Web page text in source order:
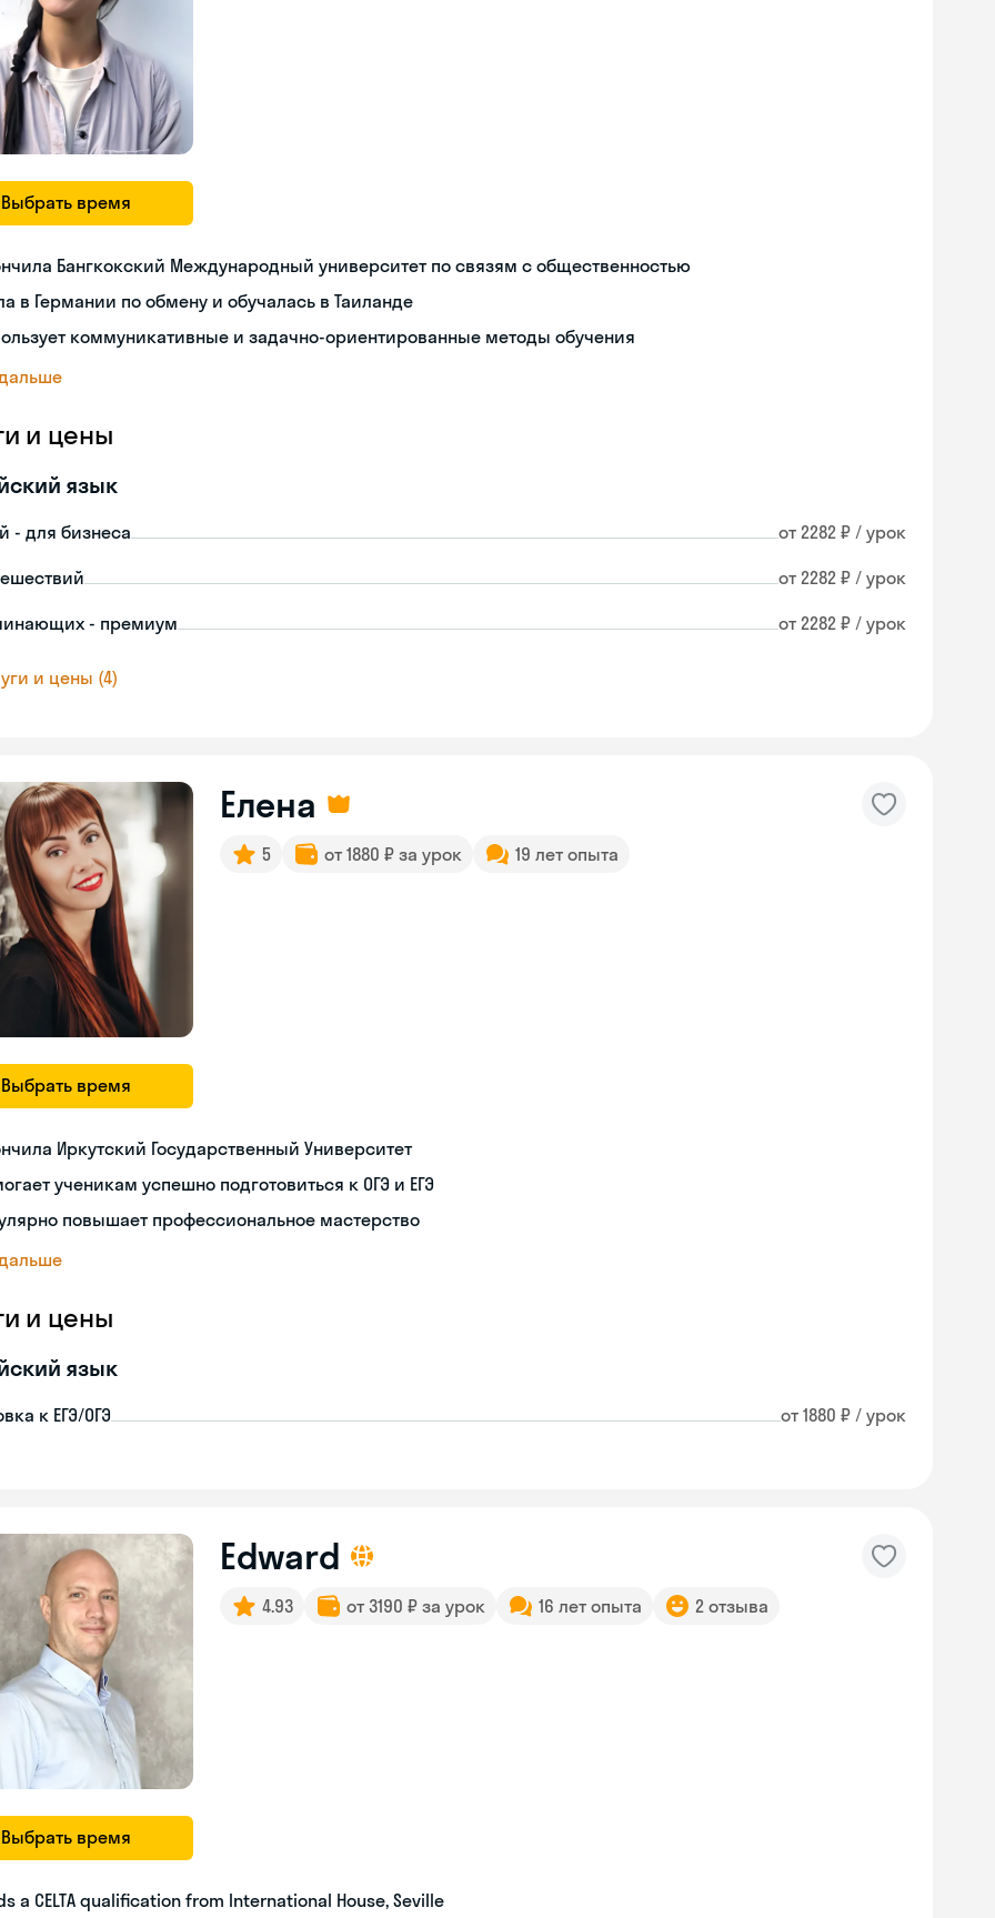
Выбрать время
Бангкокский Международный университет по связям с общественностью
в Германии по обмену и обучалась в Таиланде
коммуникативные и задачно-ориентированные методы обучения
и цены
язык
- для бизнеса от 2282 ₽ / урок
от 2282 ₽ / урок
- премиум от 2282 ₽ / урок
и цены (4)
Выбрать время
Елена
5 от 1880 ₽ за урок 19 лет опыта
Иркутский Государственный Университет
ученикам успешно подготовиться к ОГЭ и ЕГЭ
повышает профессиональное мастерство
и цены
язык
к ЕГЭ/ОГЭ от 1880 ₽ / урок
Выбрать время
Edward
4.93 от 3190 ₽ за урок 16 лет опыта 2 отзыва
a CELTA qualification from International House, Seville